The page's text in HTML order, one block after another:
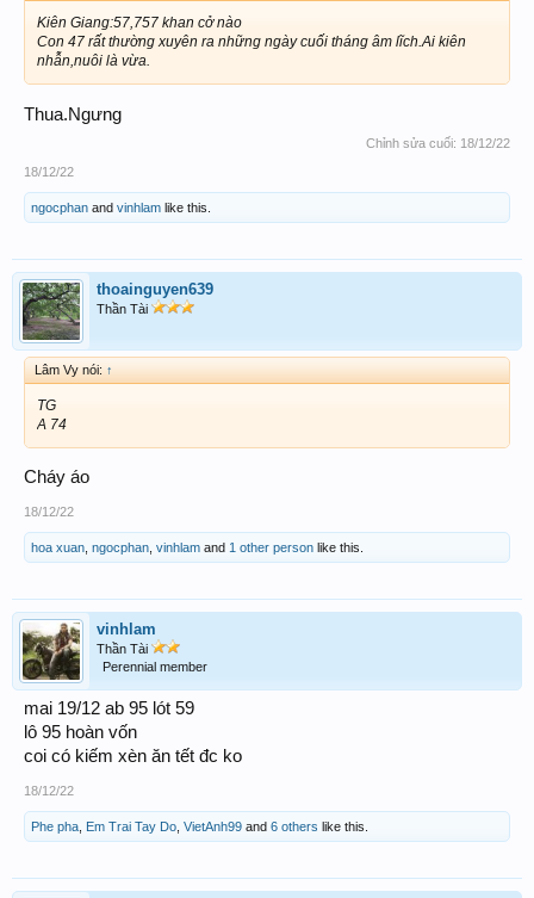
Kiên Giang:57,757 khan cở nào
Con 47 rất thường xuyên ra những ngày cuối tháng âm lĩch.Ai kiên
nhẫn,nuôi là vừa.
Thua.Ngưng
Chỉnh sửa cuối: 18/12/22
18/12/22
ngocphan and vinhlam like this.
thoainguyen639
Thần Tài
Lâm Vy nói: ↑
TG
A 74
Cháy áo
18/12/22
hoa xuan ngocphan vinhlam and 1 other person like this.
vinhlam
Thần Tài
Perennial member
mai 19/12 ab 95 lót 59
lô 95 hoàn vốn
coi có kiếm xèn ăn tết đc ko
18/12/22
Phe pha Em Trai Tay Do VietAnh99 and 6 others like this.